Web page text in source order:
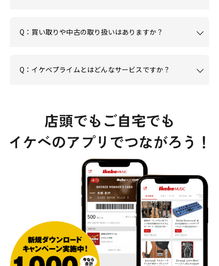
Q：買い取りや中古の取り扱いはありますか？
Q：イケベプライムとはどんなサービスですか？